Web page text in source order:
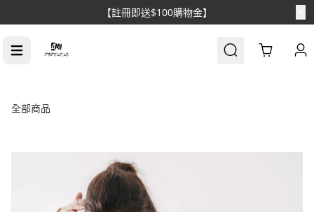
【註冊即送$100購物金】
Cart
全部商品